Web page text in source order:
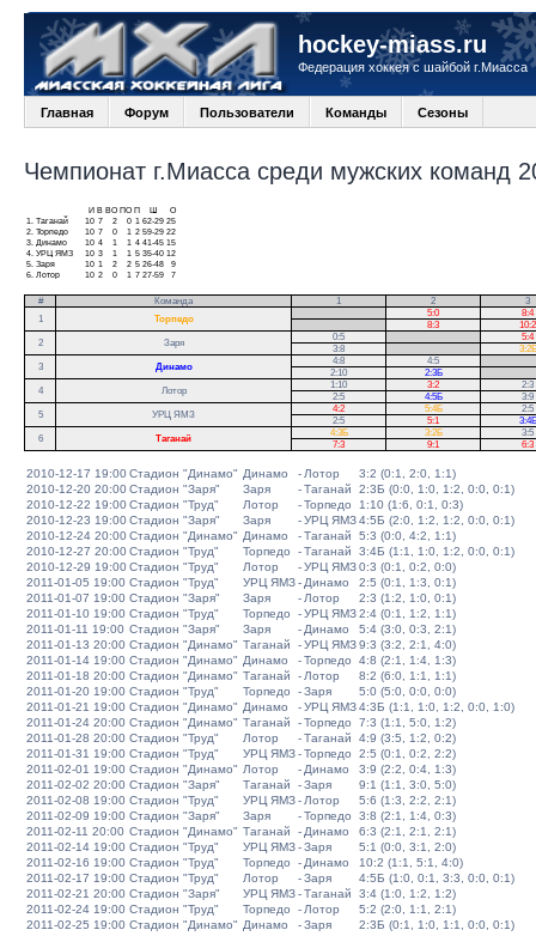
hockey-miass.ru
Федерация хоккея с шайбой г.Миасса
Главная Форум Пользователи Команды Сезоны
Чемпионат г.Миасса среди мужских команд
И В ВО ПО П
О
1.
Таганай 10 7 2 0 1 62-29 25
2. Торпедо 10 7 0 1 2 59-29 22
3.
Динамо 10 4 1 1 4 41-45 15
4. УРЦ ЯМЗ 10 3 1 1 5 35-40 12
5. Заря 10 1 2 2 5 26-48
9
6. Лотор 10 2 0 1 7 27-59 7
# Команда 1 2
3
1
Торпедо
5:0
8:4
8:3
10:2
2
Заря
0:5
5:4
3:8
3:2Б
3
Динамо
4:8 4:5
2:10
2:3Б
4
Лотор
1:10 3:2
2:3
2:5
4:5Б
3:9
5
УРЦ ЯМЗ
4:2 5:4Б
2:5
2:5
5:1
3:4Б
6
Таганай
4:3Б 3:2Б
3:5
7:3
9:1 6:3
2010-12-17 19:00Стадион "Динамо" Динамо - Лотор
3:2 (0:1, 2:0, 1:1)
2010-12-20 20:00Стадион "Заря" Заря -Таганай
2:3Б (0:0, 1:0, 1:2, 0:0, 0:1)
2010-12-22 19:00Стадион "Труд" Лотор -Торпедо
1:10 (1:6, 0:1, 0:3)
2010-12-23 19:00Стадион "Заря" Заря -УРЦ ЯМЗ4:5Б (2:0, 1:2, 1:2, 0:0, 0:1)
2010-12-24 20:00Стадион "Динамо" Динамо -Таганай
5:3 (0:0, 4:2, 1:1)
2010-12-27 20:00Стадион "Труд" Торпедо -Таганай
3:4Б (1:1, 1:0, 1:2, 0:0, 0:1)
2010-12-29 19:00Стадион "Труд" Лотор -УРЦ ЯМЗ0:3 (0:1, 0:2, 0:0)
2011-01-05 19:00 Стадион "Труд" УРЦ ЯМЗ- Динамо
2:5 (0:1, 1:3, 0:1)
2011-01-07 19:00 Стадион "Заря" Заря - Лотор
2:3 (1:2, 1:0, 0:1)
2011-01-10 19:00 Стадион "Труд" Торпедо -УРЦ ЯМЗ2:4 (0:1, 1:2, 1:1)
2011-01-11 19:00 Стадион "Заря" Заря - Динамо
5:4 (3:0, 0:3, 2:1)
2011-01-13 20:00 Стадион "Динамо" Таганай -УРЦ ЯМЗ9:3 (3:2, 2:1, 4:0)
2011-01-14 19:00 Стадион "Динамо" Динамо -Торпедо
4:8 (2:1, 1:4, 1:3)
2011-01-18 20:00 Стадион "Динамо" Таганай - Лотор
8:2 (6:0, 1:1, 1:1)
2011-01-20 19:00 Стадион "Труд" Торпедо -Заря
5:0 (5:0, 0:0, 0:0)
2011-01-21 19:00 Стадион "Динамо" Динамо -УРЦ ЯМЗ4:3Б (1:1, 1:0, 1:2, 0:0, 1:0)
2011-01-24 20:00 Стадион "Динамо" Таганай -Торпедо
7:3 (1:1, 5:0, 1:2)
2011-01-28 20:00 Стадион "Труд" Лотор -Таганай
4:9 (3:5, 1:2, 0:2)
2011-01-31 19:00 Стадион "Труд" УРЦ ЯМЗ-Торпедо
2:5 (0:1, 0:2, 2:2)
2011-02-01 19:00 Стадион "Динамо" Лотор - Динамо
3:9 (2:2, 0:4, 1:3)
2011-02-02 20:00 Стадион "Заря" Таганай -Заря
9:1 (1:1, 3:0, 5:0)
2011-02-08 19:00 Стадион "Труд" УРЦ ЯМЗ- Лотор
5:6 (1:3, 2:2, 2:1)
2011-02-09 19:00 Стадион "Заря" Заря -Торпедо
3:8 (2:1, 1:4, 0:3)
2011-02-11 20:00 Стадион "Динамо" Таганай - Динамо
6:3 (2:1, 2:1, 2:1)
2011-02-14 19:00 Стадион "Труд" УРЦ ЯМЗ-Заря
5:1 (0:0, 3:1, 2:0)
2011-02-16 19:00 Стадион "Труд" Торпедо - Динамо
10:2 (1:1, 5:1, 4:0)
2011-02-17 19:00 Стадион "Труд" Лотор -Заря
4:5Б (1:0, 0:1, 3:3, 0:0, 0:1)
2011-02-21 20:00 Стадион "Заря" УРЦ ЯМЗ-Таганай
3:4 (1:0, 1:2, 1:2)
2011-02-24 19:00 Стадион "Труд" Торпедо - Лотор
5:2 (2:0, 1:1, 2:1)
2011-02-25 19:00 Стадион "Динамо" Динамо -Заря 2:3Б (0:1, 1:0, 1:1, 0:0, 0:1)